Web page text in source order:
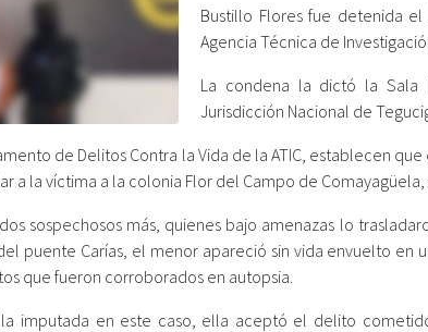
Bustillo Flores fue detenida
Agencia Técnica de
La condena la dictó la Sala
Jurisdicción Nacional de
de Delitos Contra la Vida de la ATIC, establecen
a la víctima a la colonia Flor del Campo de
sospechosos más, quienes bajo amenazas lo
puente Carías, el menor apareció sin vida envuelto en
que fueron corroborados en autopsia.
imputada en este caso, ella aceptó el delito